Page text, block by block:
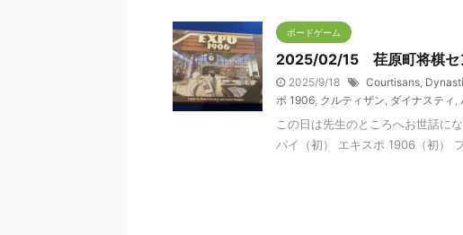
ボードゲーム
2025/02/15 荏原町将棋セ
2025/9/18 Courtisans,
ポ 1906, クルティザン, ダイナスティ ,
この日は先生のところへお世話に
パイ（初） エキスポ 1906（初）